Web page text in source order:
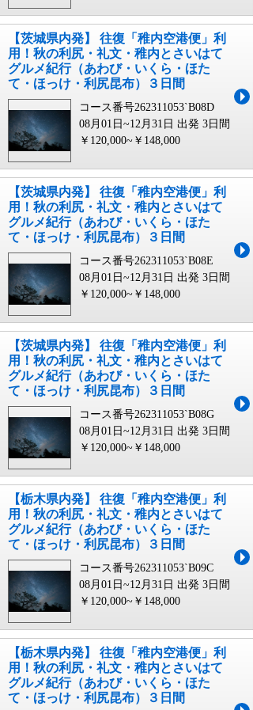
【茨城県内発】 往復「稚内空港便」利
用！秋の利尻・礼文・稚内とさいはて
グルメ紀行（あわび・いくら・ほた
て・ほっけ・利尻昆布）３日間
コース番号262311053`B08D
08月01日~12月31日 出発 3日間
￥120,000~￥148,000
【茨城県内発】 往復「稚内空港便」利
用！秋の利尻・礼文・稚内とさいはて
グルメ紀行（あわび・いくら・ほた
て・ほっけ・利尻昆布）３日間
コース番号262311053`B08E
08月01日~12月31日 出発 3日間
￥120,000~￥148,000
【茨城県内発】 往復「稚内空港便」利
用！秋の利尻・礼文・稚内とさいはて
グルメ紀行（あわび・いくら・ほた
て・ほっけ・利尻昆布）３日間
コース番号262311053`B08G
08月01日~12月31日 出発 3日間
￥120,000~￥148,000
【栃木県内発】 往復「稚内空港便」利
用！秋の利尻・礼文・稚内とさいはて
グルメ紀行（あわび・いくら・ほた
て・ほっけ・利尻昆布）３日間
コース番号262311053`B09C
08月01日~12月31日 出発 3日間
￥120,000~￥148,000
【栃木県内発】 往復「稚内空港便」利
用！秋の利尻・礼文・稚内とさいはて
グルメ紀行（あわび・いくら・ほた
て・ほっけ・利尻昆布）３日間